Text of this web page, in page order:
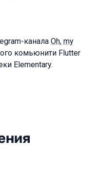
канала Oh, my
комьюнити Flutter
Elementary.